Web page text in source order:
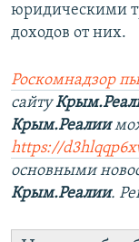
юридическими
доходов от них.
Роскомнадзор
сайту
Крым.Реалии
https://
основными
Крым.Реалии.